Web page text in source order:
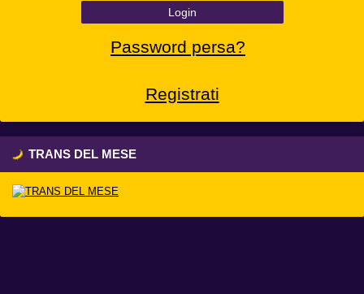
Login
Password persa?
Registrati
TRANS DEL MESE